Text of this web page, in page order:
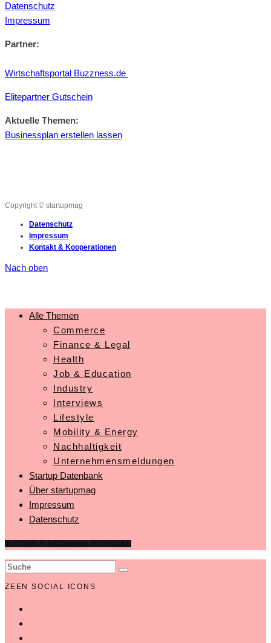
Datenschutz
Impressum
Partner:
Wirtschaftsportal Buzzness.de
Elitepartner Gutschein
Aktuelle Themen:
Businessplan erstellen lassen
Copyright © startupmag
Datenschutz
Impressum
Kontakt & Kooperationen
Nach oben
Alle Themen
Commerce
Finance & Legal
Health
Job & Education
Industry
Interviews
Lifestyle
Mobility & Energy
Nachhaltigkeit
Unternehmensmeldungen
Startup Datenbank
Über startupmag
Impressum
Datenschutz
ZEEN SOCIAL ICONS